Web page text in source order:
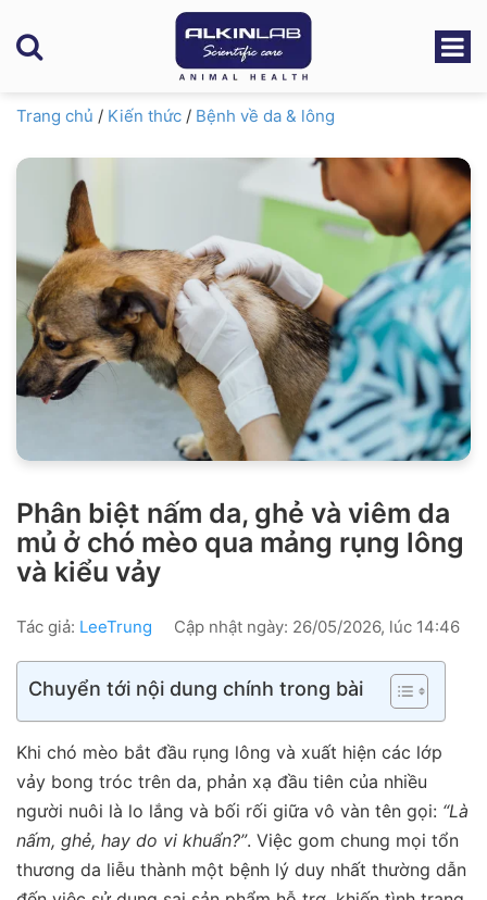
Trang chủ / Kiến thức / Bệnh về da & lông
Phân biệt nấm da, ghẻ và viêm da
mủ ở chó mèo qua mảng rụng lông
và kiểu vảy
Tác giả: LeeTrung Cập nhật ngày: 26/05/2026, lúc 14:46
Chuyển tới nội dung chính trong bài
Khi chó mèo bắt đầu rụng lông và xuất hiện các lớp
vảy bong tróc trên da, phản xạ đầu tiên của nhiều
người nuôi là lo lắng và bối rối giữa vô vàn tên gọi: “Là
nấm, ghẻ, hay do vi khuẩn?”. Việc gom chung mọi tổn
thương da liễu thành một bệnh lý duy nhất thường dẫn